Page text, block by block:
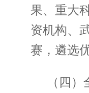
果、重大
资机构、
赛，遴选
（四